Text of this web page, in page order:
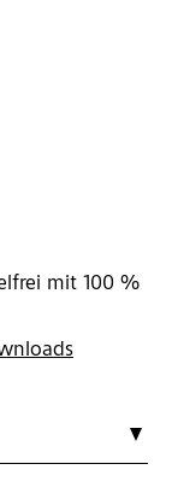
mit 100 %